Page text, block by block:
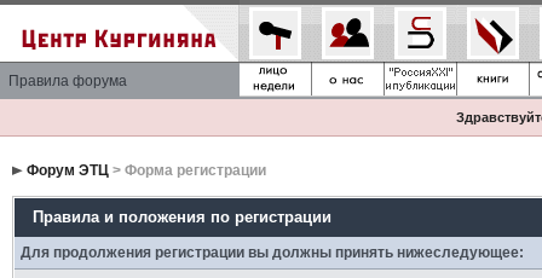
Правила форума
Форум ЭТЦ> Форма регистрации
Правила и положения по регистрации
Для продолжения регистрации вы должны принять нижеследующее: